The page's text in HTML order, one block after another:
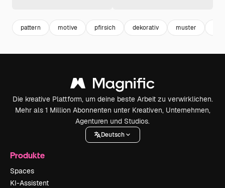
pattern motive pfirsich dekorativ muster
Die kreative Plattform, um deine beste Arbeit zu verwirklichen.
Mehr als 1 Million Abonnenten unter Kreativen, Unternehmen,
Agenturen und Studios.
Deutsch
Produkte
Spaces
KI-Assistent